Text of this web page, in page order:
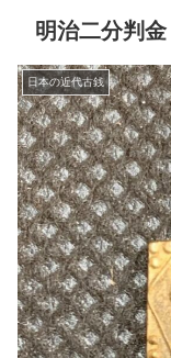
明治二分判金
日本の近代古銭